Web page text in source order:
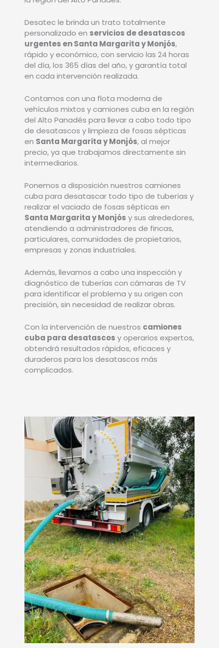
Desatec le brinda un trato totalmente
personalizado en servicios de desatascos
urgentes en Santa Margarita y Monjós,
rápido y económico, con servicio las 24 horas
del día, los 365 días del año, y garantía total
en cada intervención realizada.
Contamos con una flota moderna de
vehículos mixtos y camiones cuba en la región
del Alto Panadés para llevar a cabo todo tipo
de desatascos y limpieza de fosas sépticas
en Santa Margarita y Monjós, al mejor
precio, ya que trabajamos directamente sin
intermediarios.
Ponemos a disposición nuestros camiones
cuba para desatascar todo tipo de tuberías y
realizar el vaciado de fosas sépticas en
Santa Margarita y Monjós y sus alrededores,
atendiendo a administradores de fincas,
particulares, comunidades de propietarios,
empresas y zonas industriales.
Además, llevamos a cabo una inspección y
diagnóstico de tuberías con cámaras de TV
para identificar el problema y su origen con
precisión, sin necesidad de realizar obras.
Con la intervención de nuestros camiones
cuba para desatascos y operarios expertos,
obtendrá resultados rápidos, eficaces y
duraderos para los desatascos más
complicados.